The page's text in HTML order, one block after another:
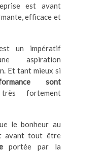
est avant
efficace et
un impératif
aspiration
Et tant mieux si
sont
fortement
le bonheur au
avant tout être
portée par la